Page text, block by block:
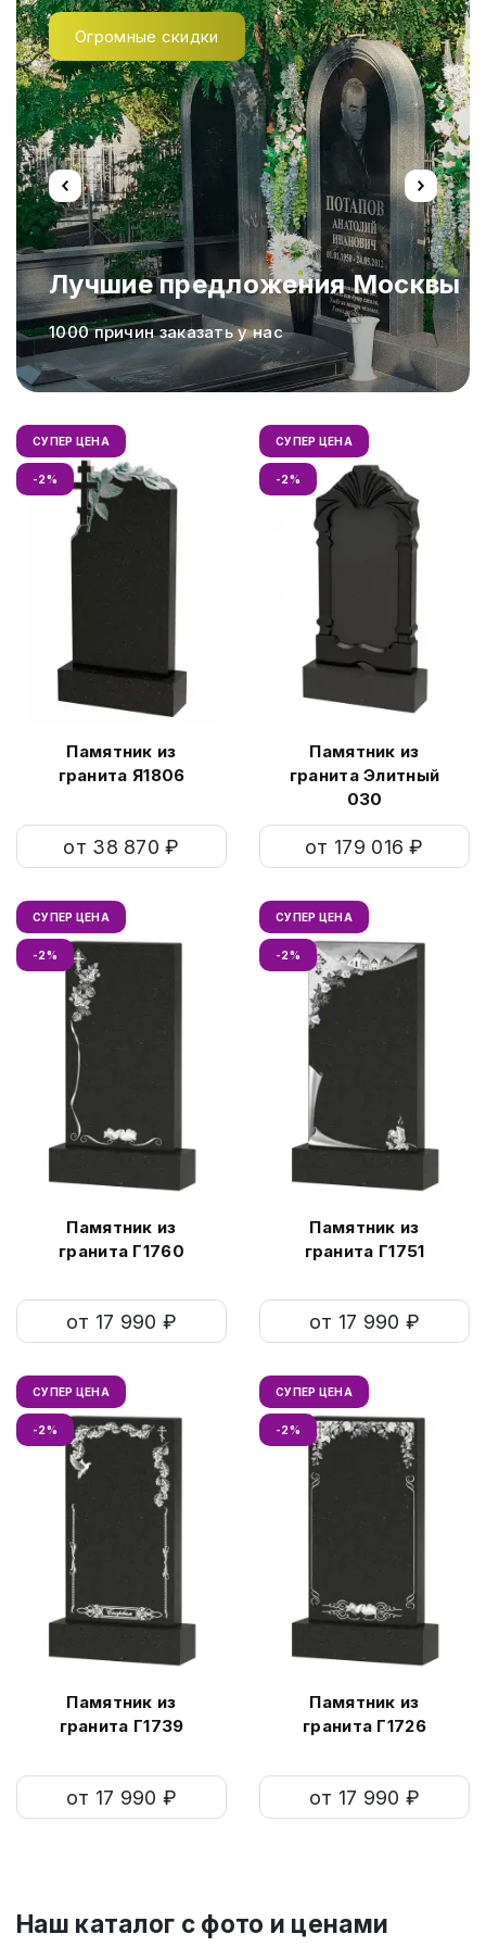
Огромные скидки
Лучшие предложения Москвы
1000 причин заказать у нас
СУПЕР ЦЕНА
-2%
Памятник из
гранита Я1806
от 38 870 ₽
СУПЕР ЦЕНА
-2%
Памятник из
гранита Элитный
030
от 179 016 ₽
СУПЕР ЦЕНА
-2%
Памятник из
гранита Г1760
от 17 990 ₽
СУПЕР ЦЕНА
-2%
Памятник из
гранита Г1751
от 17 990 ₽
СУПЕР ЦЕНА
-2%
Памятник из
гранита Г1739
от 17 990 ₽
СУПЕР ЦЕНА
-2%
Памятник из
гранита Г1726
от 17 990 ₽
Наш каталог c фото и ценами